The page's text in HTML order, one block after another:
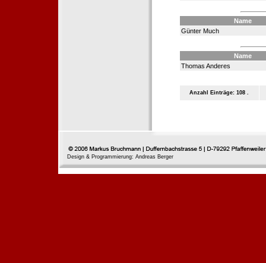
Name
Günter Much
Name
Thomas Anderes
Anzahl Einträge: 108 .
Design & Programmierung: Andreas Berger